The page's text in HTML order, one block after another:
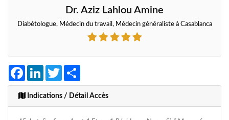
Dr. Aziz Lahlou Amine
Diabétologue, Médecin du travail, Médecin généraliste à Casablanca
FacebookLinkedInTwitter
Indications / Détail Accès